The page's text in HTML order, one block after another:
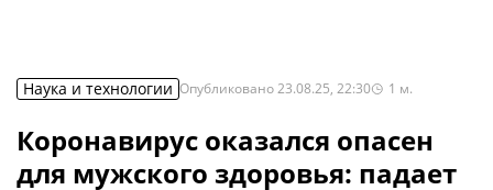
Наука и технологии Опубликовано23.08.25, 22:30 1 м.
Коронавирус оказался опасен
для мужского здоровья: падает